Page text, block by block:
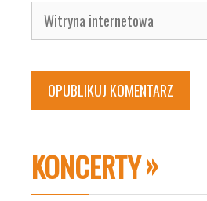
Witryna
internetowa
KONCERTY